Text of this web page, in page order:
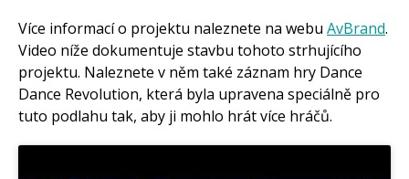
Více informací o projektu naleznete na webu AvBrand.
Video níže dokumentuje stavbu tohoto strhujícího
projektu. Naleznete v něm také záznam hry Dance
Dance Revolution, která byla upravena speciálně pro
tuto podlahu tak, aby ji mohlo hrát více hráčů.